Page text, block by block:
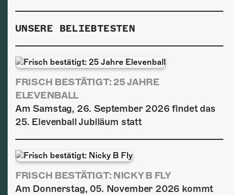
UNSERE BELIEBTESTEN
FRISCH BESTÄTIGT: 25 JAHRE
ELEVENBALL
Am Samstag, 26. September 2026 findet das
25. Elevenball Jubiläum statt
FRISCH BESTÄTIGT: NICKY B FLY
Am Donnerstag, 05. November 2026 kommt